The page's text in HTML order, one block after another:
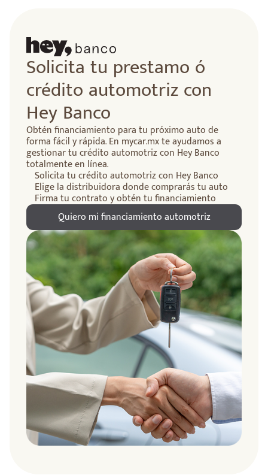
Solicita tu prestamo ó
crédito automotriz con
Hey Banco
Obtén financiamiento para tu próximo auto de
forma fácil y rápida. En mycar.mx te ayudamos a
gestionar tu crédito automotriz con Hey Banco
totalmente en línea.
Solicita tu crédito automotriz con Hey Banco
Elige la distribuidora donde comprarás tu auto
Firma tu contrato y obtén tu financiamiento
Quiero mi financiamiento automotriz